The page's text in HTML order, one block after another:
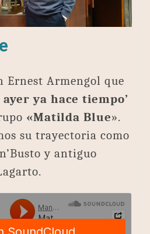
Ernest Armengol que
ayer ya hace tiempo’
«Matilda Blue».
su trayectoria como
y antiguo